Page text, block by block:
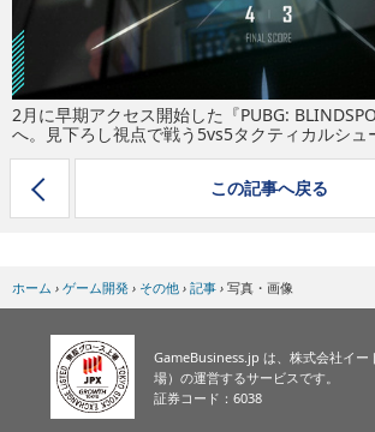
2月に早期アクセス開始した『PUBG:
へ。見下ろし視点で戦う5vs5タクティカルシュ
この記事へ戻る
ホーム › ゲーム開発 › その他 › 記事 › 写真・画像
GameBusiness.jp は、株式会社イー
場）の運営するサービスです。
証券コード：6038